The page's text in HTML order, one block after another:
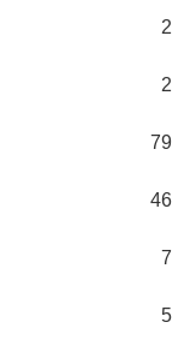
2
2
79
46
7
5